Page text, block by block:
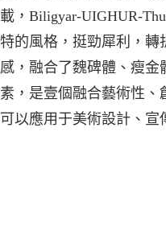
載，Biligyar-UIGHUR-
特的風格，挺勁犀利，轉
感，融合了魏碑體、瘦金
素，是壹個融合藝術性、
可以應用于美術設計、宣